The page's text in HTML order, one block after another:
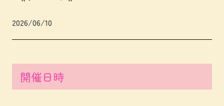
2026/06/10
開催日時